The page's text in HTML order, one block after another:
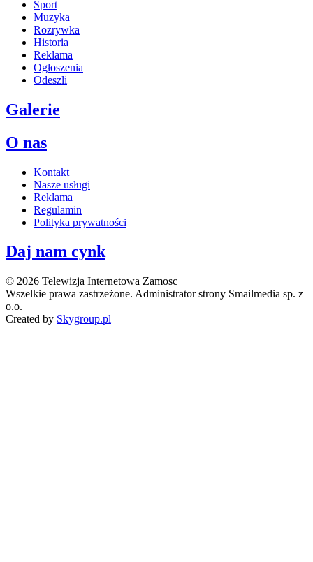
Sport
Muzyka
Rozrywka
Historia
Reklama
Ogłoszenia
Odeszli
Galerie
O nas
Kontakt
Nasze usługi
Reklama
Regulamin
Polityka prywatności
Daj nam cynk
© 2026 Telewizja Internetowa Zamosc
Wszelkie prawa zastrzeżone. Administrator strony Smailmedia sp. z
o.o.
Created by Skygroup.pl